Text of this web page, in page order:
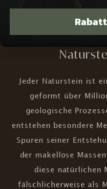
Einzigartige
Jeder Naturstein ist
geformt über
geologische
entstehen besondere
Spuren seiner
der makellose
diese natürlichen
fälschlicherweise als